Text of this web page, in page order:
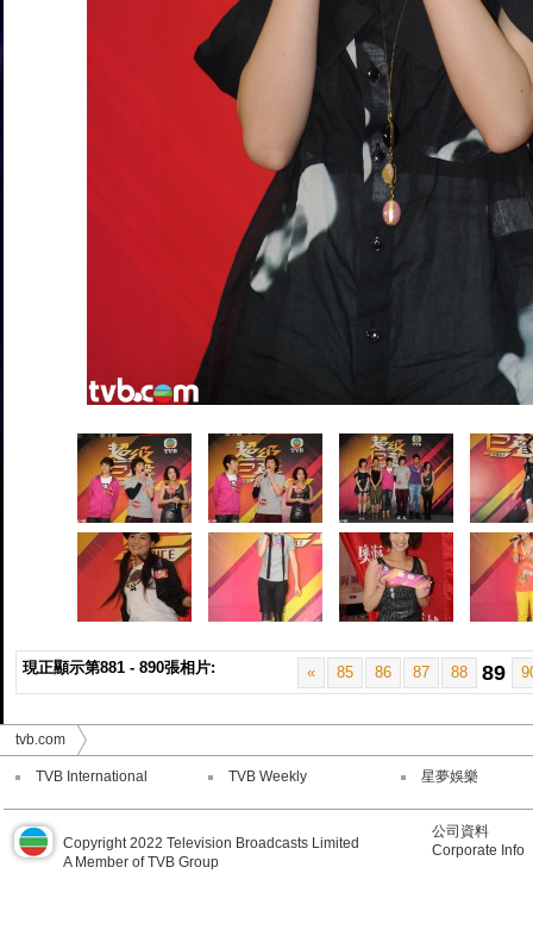
現正顯示第881 - 890張相片: « 85 86 87 88 89
tvb.com
TVB International TVB Weekly 星夢娛樂
Copyright 2022 Television Broadcasts Limited
A Member of TVB Group
公司資料
Corporate Info